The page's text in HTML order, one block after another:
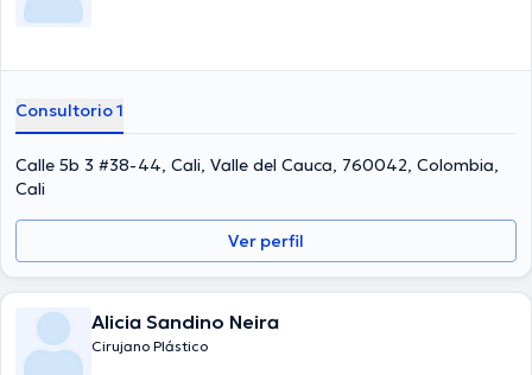
Consultorio 1
Calle 5b 3 #38-44, Cali, Valle del Cauca, 760042, Colombia,
Cali
Ver perfil
Alicia Sandino Neira
Cirujano Plástico